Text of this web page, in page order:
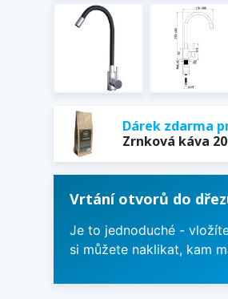
Dárek zdarma
Zrnková káva
Vrtání otvorů do
Je to jednoduché -
si můžete naklikat, kam